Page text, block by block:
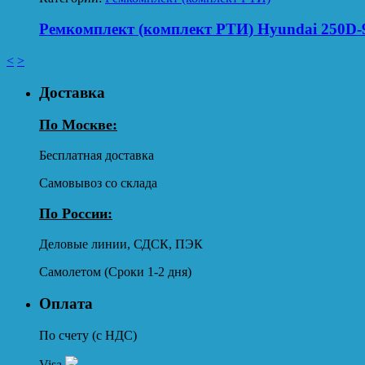
Ремкомплект (комплект РТИ) Hyundai 250D-
< >
Доставка
По Москве:
Бесплатная доставка
Самовывоз со склада
По России:
Деловые линии, СДСК, ПЭК
Самолетом (Сроки 1-2 дня)
Оплата
По счету (с НДС)